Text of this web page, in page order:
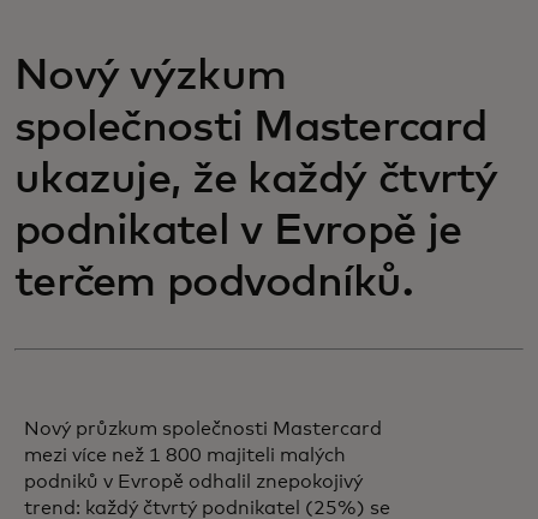
Nový výzkum
společnosti Mastercard
ukazuje, že každý čtvrtý
podnikatel v Evropě je
terčem podvodníků.
Nový průzkum společnosti Mastercard
mezi více než 1 800 majiteli malých
podniků v Evropě odhalil znepokojivý
trend: každý čtvrtý podnikatel (25%) se